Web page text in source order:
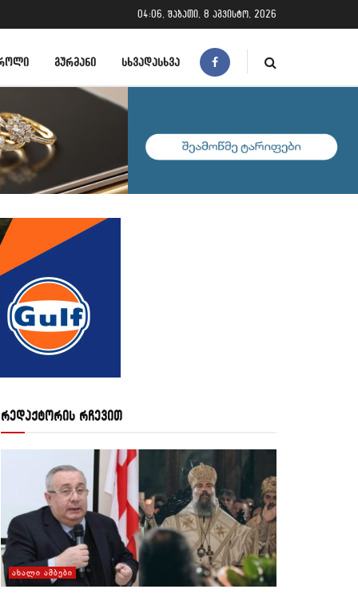
04:06, შაბათი, 8 აგვისტო, 2026
ᲒᲣᲠᲛᲐᲜᲘ ᲡᲮᲕᲐᲓᲐᲡᲮᲕᲐ
რედაქტორის რჩევით
ᲐᲮᲐᲚᲘ ᲐᲛᲑᲔᲑᲘ